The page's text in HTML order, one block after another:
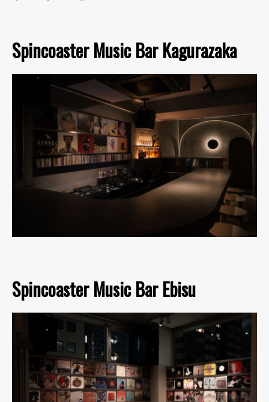
Spincoaster Music Bar Kagurazaka
Spincoaster Music Bar Ebisu